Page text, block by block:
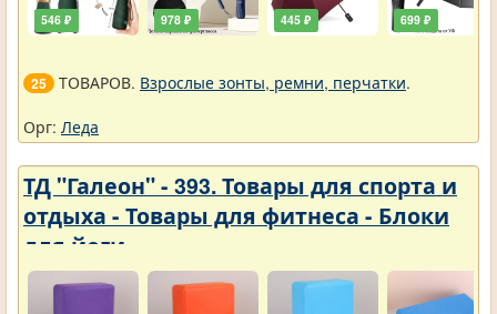
546 ₽ 978 ₽ 445 ₽ 699 ₽
25 ТОВАРОВ. Взрослые зонты, ремни, перчатки.
Орг: Леда
ТД "Галеон" - 393. Товары для спорта и
отдыха - Товары для фитнеса - Блоки
для йоги